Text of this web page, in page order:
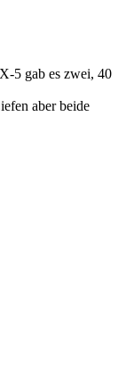
5 gab es zwei, 40
aber beide